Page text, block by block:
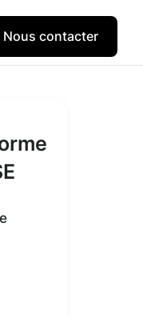
Nous contacter